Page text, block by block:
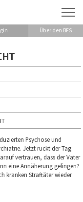
Über den BFS
Psychose und
Jetzt rückt der Tag
vertrauen, dass der Vater
eine Annäherung gelingen?
kranken Straftäter wieder